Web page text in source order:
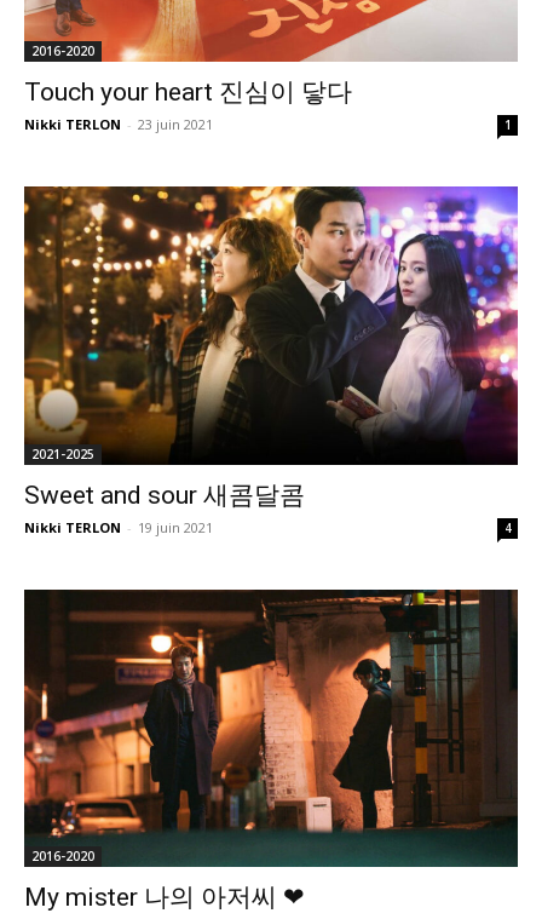
2016-2020
Touch your heart 진심이 닿다
Nikki TERLON - 23 juin 2021 1
2021-2025
Sweet and sour 새콤달콤
Nikki TERLON - 19 juin 2021 4
2016-2020
My mister 나의 아저씨 ❤